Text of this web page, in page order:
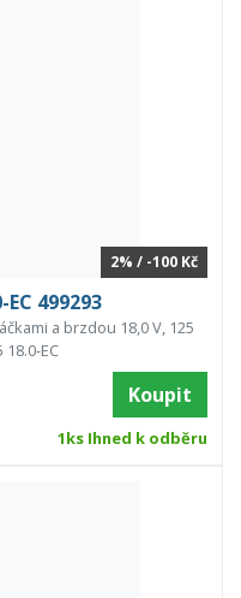
2% / -100 Kč
EC 499293
a brzdou 18,0 V, 125
18.0-EC
Koupit
1ks Ihned k odběru